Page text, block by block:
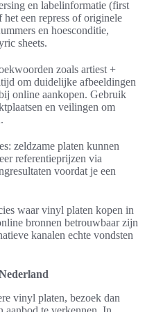
en labelinformatie (first
het een repress of originele
en hoesconditie,
sheets.
zoals artiest +
om duidelijke afbeeldingen
online aankopen. Gebruik
en veilingen om
zeldzame platen kunnen
referentieprijzen via
voordat je een
waar vinyl platen kopen in
bronnen betrouwbaar zijn
kanalen echte vondsten
vinyl platen, bezoek dan